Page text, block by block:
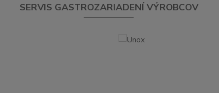
SERVIS GASTROZARIADENÍ VÝROBCOV